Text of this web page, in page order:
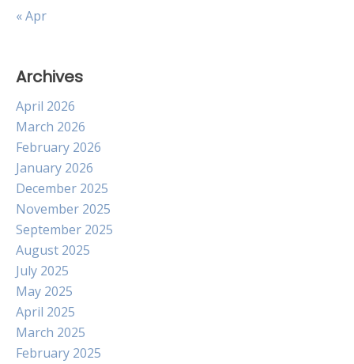
« Apr
Archives
April 2026
March 2026
February 2026
January 2026
December 2025
November 2025
September 2025
August 2025
July 2025
May 2025
April 2025
March 2025
February 2025